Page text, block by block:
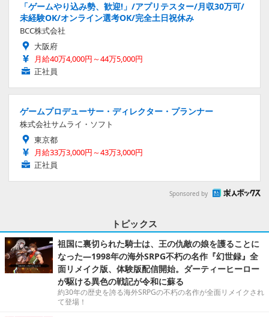
「ゲームやり込み勢、歓迎!」/アプリテスター/月収30万可/
未経験OK/オンライン選考OK/完全土日祝休み
BCC株式会社
大阪府
月給40万4,000円～44万5,000円
正社員
ゲームプロデューサー・ディレクター・プランナー
株式会社サムライ・ソフト
東京都
月給33万3,000円～43万3,000円
正社員
Sponsored by
トピックス
祖国に裏切られた騎士は、王の仇敵の娘を護ることに
なった―1998年の海外SRPG不朽の名作『幻世録』全
面リメイク版、体験版配信開始。ダーティーヒーロー
が駆ける異色の戦記が令和に蘇る
約30年の歴史を誇る海外SRPGの不朽の名作が全面リメイクされ
て登場！